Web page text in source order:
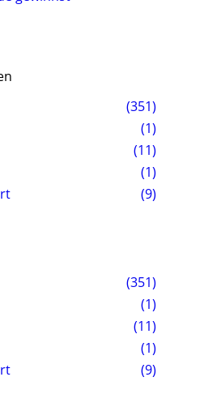
(351)
(1)
(11)
(1)
(9)
(351)
(1)
(11)
(1)
(9)